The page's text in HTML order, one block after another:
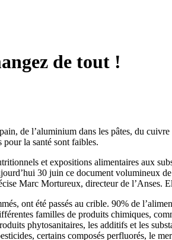
de tout !
de l’aluminium dans les pâtes, du
pour la santé sont faibles.
et expositions alimentaires aux
30 juin ce document volumineux
Marc Mortureux, directeur de l’Anses.
ont été passés au crible. 90% de
familles de produits chimiques,
phytosanitaires, les additifs et les
certains composés perfluorés, le